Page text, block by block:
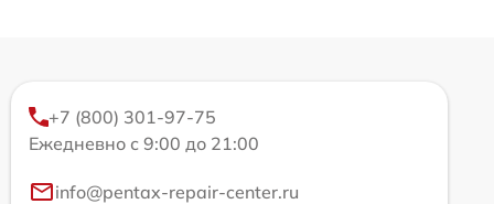
+7 (800) 301-97-75
Ежедневно с 9:00 до 21:00
info@pentax-repair-center.ru